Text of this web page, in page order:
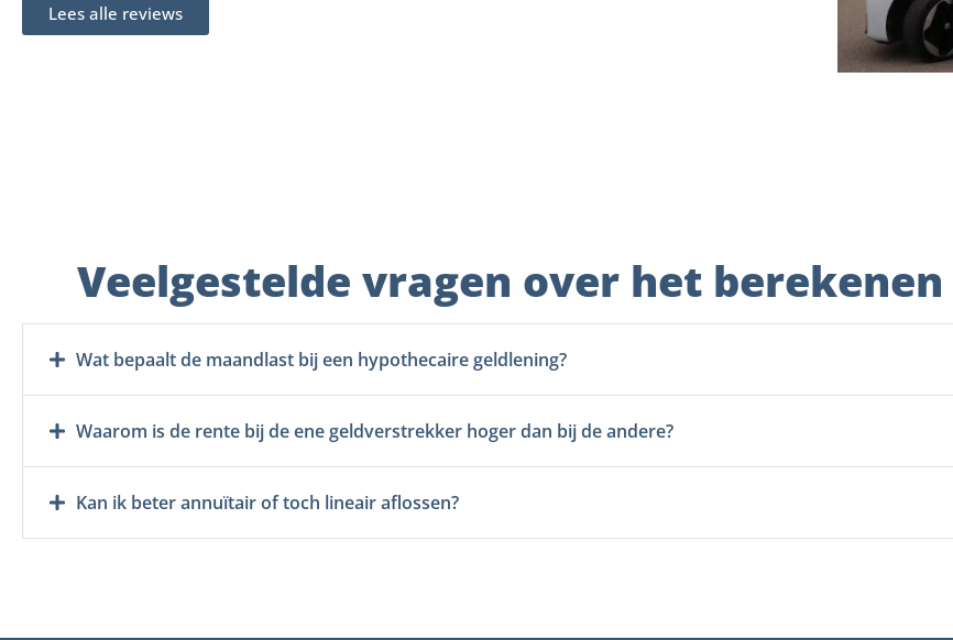
Lees alle reviews
Veelgestelde vragen over het
Wat bepaalt de maandlast bij een hypothecaire geldlening?
Waarom is de rente bij de ene geldverstrekker hoger dan bij de andere?
Kan ik beter annuïtair of toch lineair aflossen?